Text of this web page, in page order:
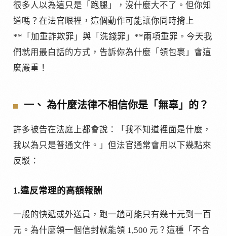
很多人以為這只是「跑腿」，沒什麼大不了。但你知
道嗎？在法官眼裡，這個動作可能讓你同時揹上
**「加重詐欺罪」與「洗錢罪」**兩項重罪。今天我
們就用最白話的方式，告訴你為什麼「領包裹」會這
麼嚴重！
一、 為什麼法律不相信你是「無辜」的？
許多被告在法庭上都會說：「我不知道裡面是什麼，
我以為只是普通文件。」但法官通常會用以下幾點來
反駁：
1.違反常理的高額報酬
一般的快遞或外送員，跑一趟可能只有幾十元到一百
元。為什麼領一個信封就能領 1,500 元？這種「不合